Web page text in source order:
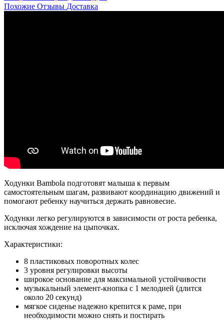
Похожие Отзывы Доставка
Ходунки Bambola подготовят малыша к первым
самостоятельным шагам, развивают координацию движений и
помогают ребенку научиться держать равновесие.
Ходунки легко регулируются в зависимости от роста ребенка,
исключая хождение на цыпочках.
Характеристики:
8 пластиковых поворотных колес
3 уровня регулировки высоты
широкое основание для максимальной устойчивости
музыкальный элемент-кнопка с 1 мелодией (длится
около 20 секунд)
мягкое сиденье надежно крепится к раме, при
необходимости можно снять и постирать